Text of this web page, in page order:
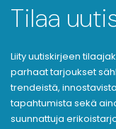
Tilaa
Liity uutiskirjeen
parhaat tarjoukset
trendeistä,
tapahtumista sekä
suunnattuja